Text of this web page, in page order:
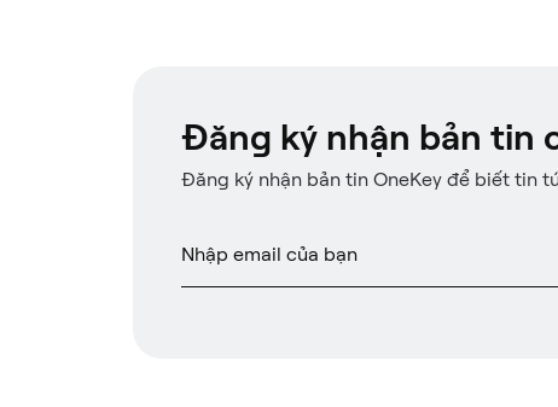
Đăng ký nhận bản tin
Đăng ký nhận bản tin OneKey để biết tin